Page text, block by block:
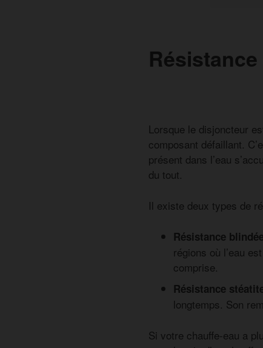
Lorsque le disjoncteur
composant défaillant.
présent dans l’eau
du tout.
Il existe deux types de
Résistance
régions où l’eau
comprise.
Résistance
longtemps. Son
Si votre chauffe-eau a